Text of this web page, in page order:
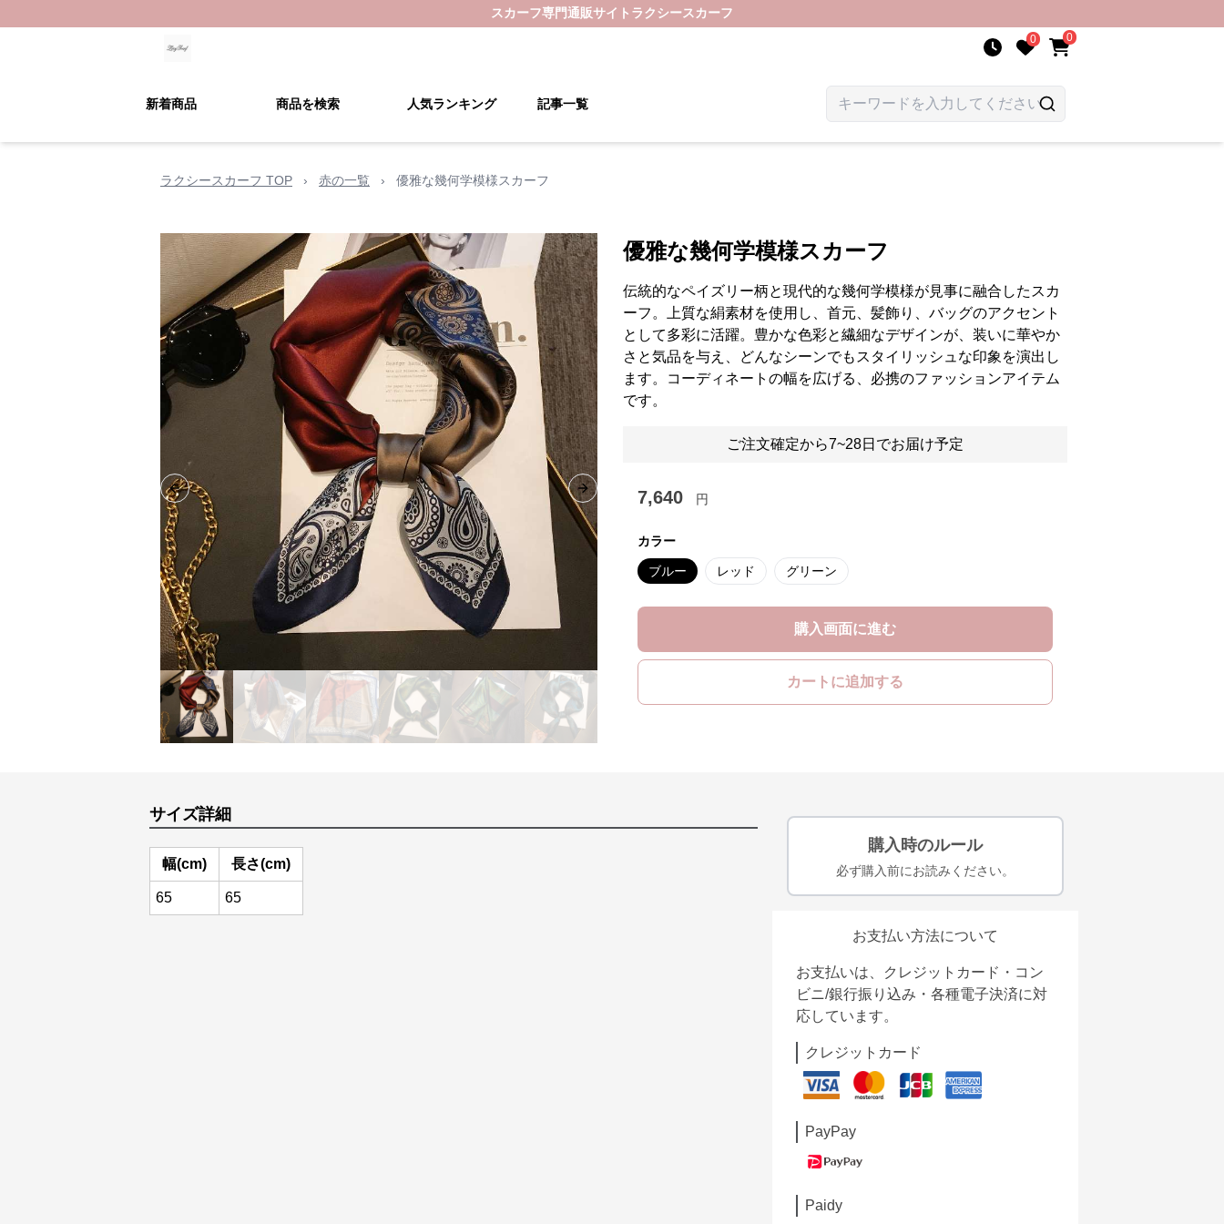
スカーフ専門通販サイト ラクシースカーフ
0 0
新着商品 商品を検索 人気ランキング 記事一覧
ラクシースカーフ TOP › 赤の一覧 › 優雅な幾何学模様スカーフ
Previous slide Next slide
優雅な幾何学模様スカーフ
伝統的なペイズリー柄と現代的な幾何学模様が見事に融合したスカ
ーフ。上質な絹素材を使用し、首元、髪飾り、バッグのアクセント
として多彩に活躍。豊かな色彩と繊細なデザインが、装いに華やか
さと気品を与え、どんなシーンでもスタイリッシュな印象を演出し
ます。コーディネートの幅を広げる、必携のファッションアイテム
です。
ご注文確定から7~28日でお届け予定
7,640 円
カラー
ブルー レッド グリーン
購入画面に進む
カートに追加する
サイズ詳細
幅(cm) 長さ(cm)
65 65
購入時のルール
必ず購入前にお読みください。
お支払い方法について
お支払いは、クレジットカード・コン
ビニ/銀行振り込み・各種電子決済に対
応しています。
クレジットカード
PayPay
Paidy